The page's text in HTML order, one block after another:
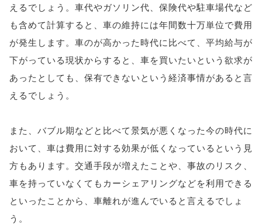
えるでしょう。車代やガソリン代、保険代や駐車場代など
も含めて計算すると、車の維持には年間数十万単位で費用
が発生します。車のが高かった時代に比べて、平均給与が
下がっている現状からすると、車を買いたいという欲求が
あったとしても、保有できないという経済事情があると言
えるでしょう。
また、バブル期などと比べて景気が悪くなった今の時代に
おいて、車は費用に対する効果が低くなっているという見
方もあります。交通手段が増えたことや、事故のリスク、
車を持っていなくてもカーシェアリングなどを利用できる
といったことから、車離れが進んでいると言えるでしょ
う。